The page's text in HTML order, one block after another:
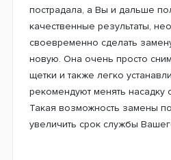
пострадала, а Вы и дальше
качественные результаты,
своевременно сделать
новую. Она очень просто
щетки и также легко
рекомендуют менять насадку
Такая возможность замены
увеличить срок службы